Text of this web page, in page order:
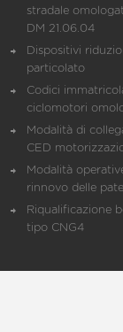
stradale
DM 21.06.04
Dispositivi
particolato
Codici
ciclomotori
Modalità di
CED
Modalità
rinnovo delle
Riqualificazione
tipo CNG4